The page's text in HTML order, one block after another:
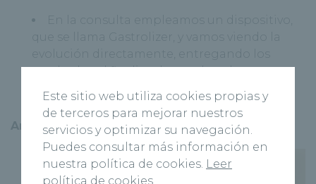
En la consulta empleamos un dispositivo,
que se llama Gastrolizer, y vamos viendo la
evolución directamente, entregando los
resultados al finalizar la prueba a las tres
Artículo:
Este sitio web utiliza cookies propias y
de terceros para mejorar nuestros
servicios y optimizar su navegación.
Puedes consultar más información en
nuestra política de cookies. Leer
política de cookies